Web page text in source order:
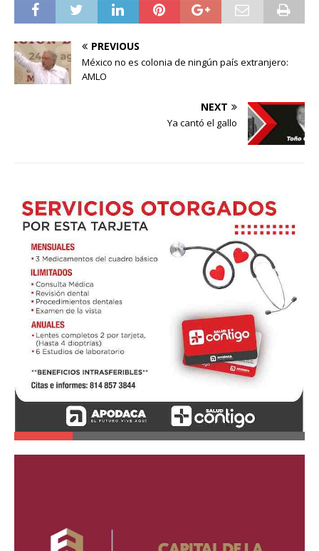
PREVIOUS
México no es colonia de ningún país extranjero:
AMLO
NEXT
Ya cantó el gallo